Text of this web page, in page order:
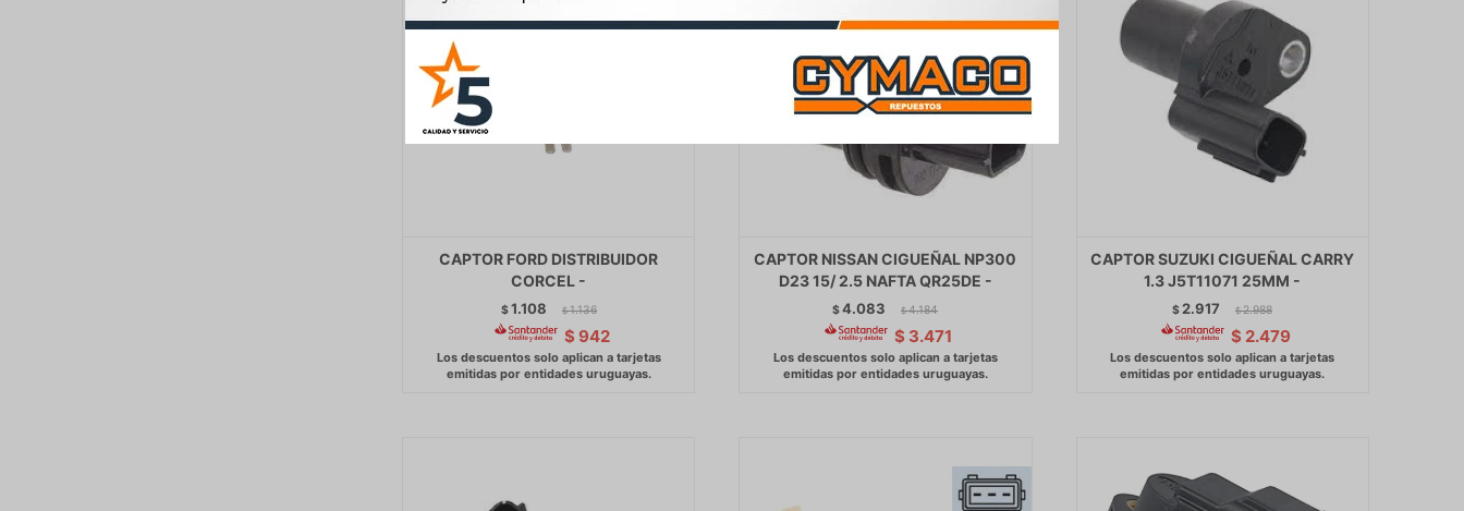
CAPTOR FORD DISTRIBUIDOR
CORCEL -
$1.108 $ 1.136
$ 942
CAPTOR NISSAN CIGUEÑAL NP300
D23 15/ 2.5 NAFTA QR25DE -
$4.083 $ 4.184
$ 3.471
CAPTOR SUZUKI CIGUEÑAL CARRY
1.3 J5T11071 25MM -
$ 2.917 $ 2.988
$ 2.479